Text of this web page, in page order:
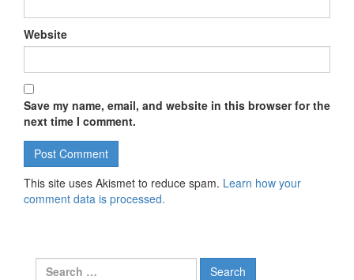
Website
Save my name, email, and website in this browser for the
next time I comment.
This site uses Akismet to reduce spam. Learn how your
comment data is processed.
Search for: